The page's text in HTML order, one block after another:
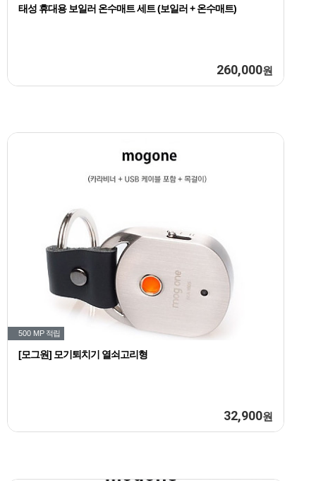
태성 휴대용 보일러 온수매트 세트 (보일러 + 온수매트)
260,000원
500 MP 적립
[모그원] 모기퇴치기 열쇠고리형
32,900원